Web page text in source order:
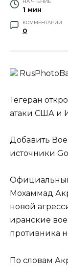
НА ЧТЕНИЕ
1 мин
КОММЕНТАРИИ
0
Тегеран
атаки США и
Добавить
источники
Мохаммад
новой
иранские
противника
По словам